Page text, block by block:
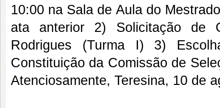
10:00 na Sala de Aula do
ata anterior 2) Solicitação de
Rodrigues (Turma I) 3)
Constituição da Comissão de
Atenciosamente, Teresina, 10 de